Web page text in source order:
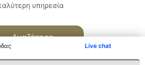
Live chat
υπηρεσία
Αναζήτηση